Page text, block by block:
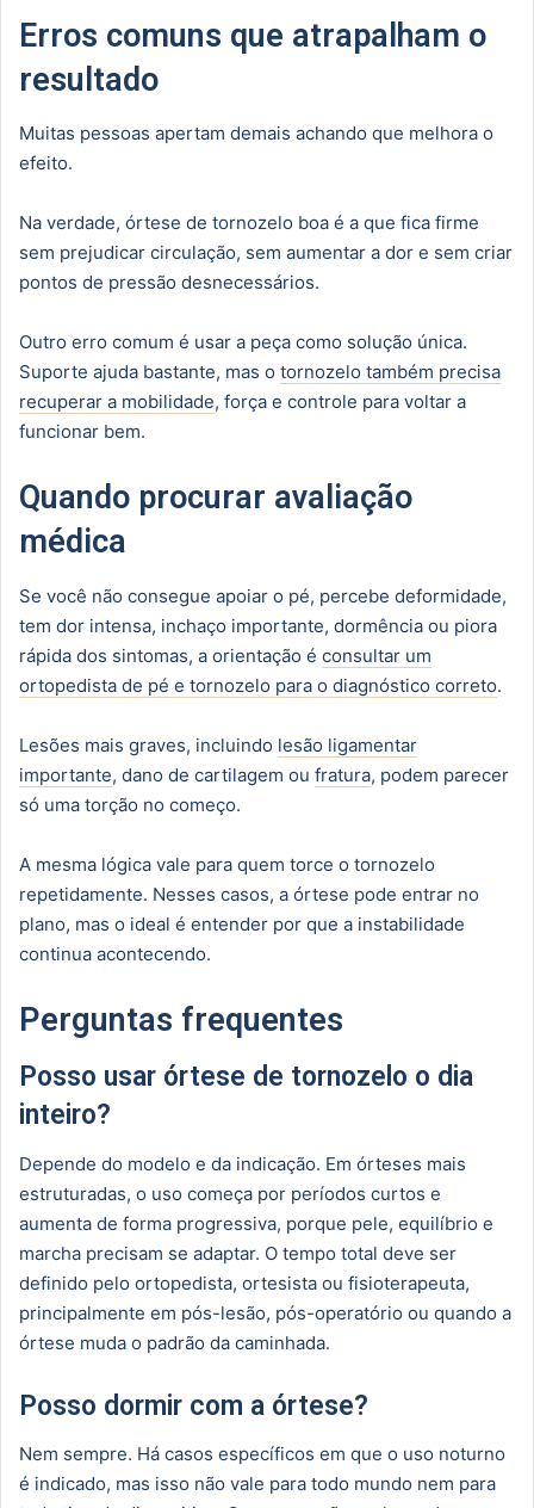
Erros comuns que atrapalham o
resultado
Muitas pessoas apertam demais achando que melhora o
efeito.
Na verdade, órtese de tornozelo boa é a que fica firme
sem prejudicar circulação, sem aumentar a dor e sem criar
pontos de pressão desnecessários.
Outro erro comum é usar a peça como solução única.
Suporte ajuda bastante, mas o tornozelo também precisa
recuperar a mobilidade, força e controle para voltar a
funcionar bem.
Quando procurar avaliação
médica
Se você não consegue apoiar o pé, percebe deformidade,
tem dor intensa, inchaço importante, dormência ou piora
rápida dos sintomas, a orientação é consultar um
ortopedista de pé e tornozelo para o diagnóstico correto.
Lesões mais graves, incluindo lesão ligamentar
importante, dano de cartilagem ou fratura, podem parecer
só uma torção no começo.
A mesma lógica vale para quem torce o tornozelo
repetidamente. Nesses casos, a órtese pode entrar no
plano, mas o ideal é entender por que a instabilidade
continua acontecendo.
Perguntas frequentes
Posso usar órtese de tornozelo o dia
inteiro?
Depende do modelo e da indicação. Em órteses mais
estruturadas, o uso começa por períodos curtos e
aumenta de forma progressiva, porque pele, equilíbrio e
marcha precisam se adaptar. O tempo total deve ser
definido pelo ortopedista, ortesista ou fisioterapeuta,
principalmente em pós-lesão, pós-operatório ou quando a
órtese muda o padrão da caminhada.
Posso dormir com a órtese?
Nem sempre. Há casos específicos em que o uso noturno
é indicado, mas isso não vale para todo mundo nem para